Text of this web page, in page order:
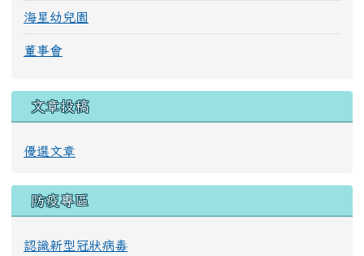
海星幼兒園
董事會
文章投稿
優選文章
防疫專區
認識新型冠狀病毒